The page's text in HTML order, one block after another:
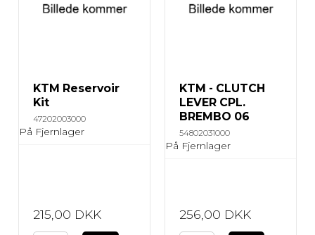
KTM Reservoir
Kit
47202003000
På Fjernlager
215,00 DKK
KTM - CLUTCH
LEVER CPL.
BREMBO 06
54802031000
På Fjernlager
256,00 DKK